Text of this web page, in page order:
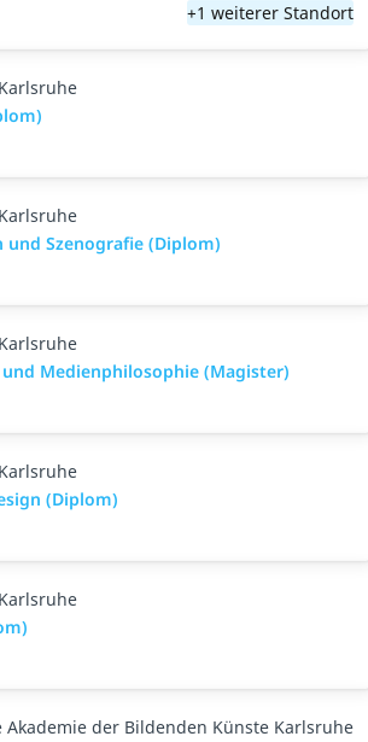
+1 weiterer Standort
und Szenografie (Diplom)
Medienphilosophie (Magister)
(Diplom)
Akademie der Bildenden Künste Karlsruhe